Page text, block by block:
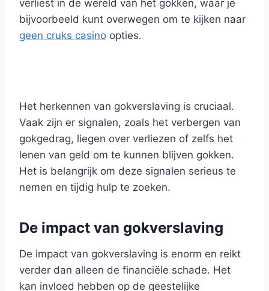
verliest in de wereld van het gokken, waar je
bijvoorbeeld kunt overwegen om te kijken naar
geen cruks casino opties.
Het herkennen van gokverslaving is cruciaal.
Vaak zijn er signalen, zoals het verbergen van
gokgedrag, liegen over verliezen of zelfs het
lenen van geld om te kunnen blijven gokken.
Het is belangrijk om deze signalen serieus te
nemen en tijdig hulp te zoeken.
De impact van gokverslaving
De impact van gokverslaving is enorm en reikt
verder dan alleen de financiële schade. Het
kan invloed hebben op de geestelijke